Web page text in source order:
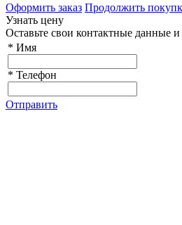
Оформить заказ Продолжить
Узнать цену
Оставьте свои контактные данные
* Имя
* Телефон
Отправить